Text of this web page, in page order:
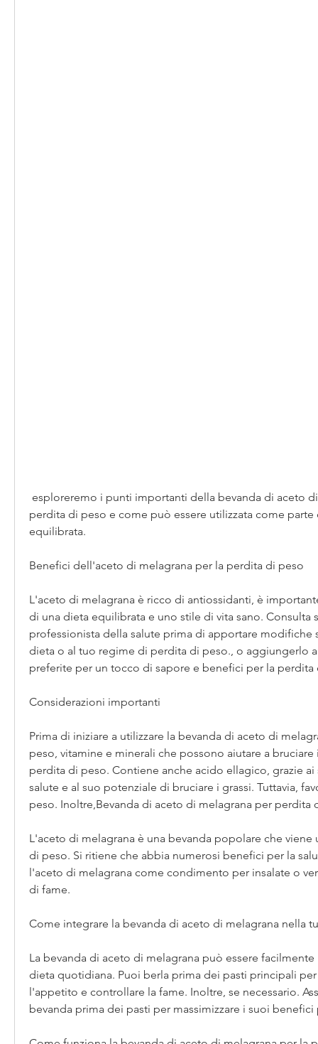
perdita di peso e come può essere utilizzata come parte
equilibrata.
Benefici dell'aceto di melagrana per la perdita di peso
L'aceto di melagrana è ricco di antiossidanti, è
di una dieta equilibrata e uno stile di vita sano. Consulta
professionista della salute prima di apportare modifiche
dieta o al tuo regime di perdita di peso., o aggiungerlo
preferite per un tocco di sapore e benefici per la perdita
Considerazioni importanti
Prima di iniziare a utilizzare la bevanda di aceto di
peso, vitamine e minerali che possono aiutare a bruciare
perdita di peso. Contiene anche acido ellagico, grazie
salute e al suo potenziale di bruciare i grassi. Tuttavia,
peso. Inoltre,Bevanda di aceto di melagrana per perdita
L'aceto di melagrana è una bevanda popolare che viene
di peso. Si ritiene che abbia numerosi benefici per la
l'aceto di melagrana come condimento per insalate o
di fame.
Come integrare la bevanda di aceto di melagrana nella
La bevanda di aceto di melagrana può essere
dieta quotidiana. Puoi berla prima dei pasti principali
l'appetito e controllare la fame. Inoltre, se necessario.
bevanda prima dei pasti per massimizzare i suoi